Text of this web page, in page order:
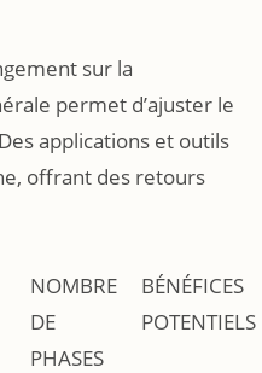
sur la
permet d’ajuster le
applications et outils
offrant des retours
NOMBRE
DE
PHASES
BÉNÉFICES
POTENTIELS